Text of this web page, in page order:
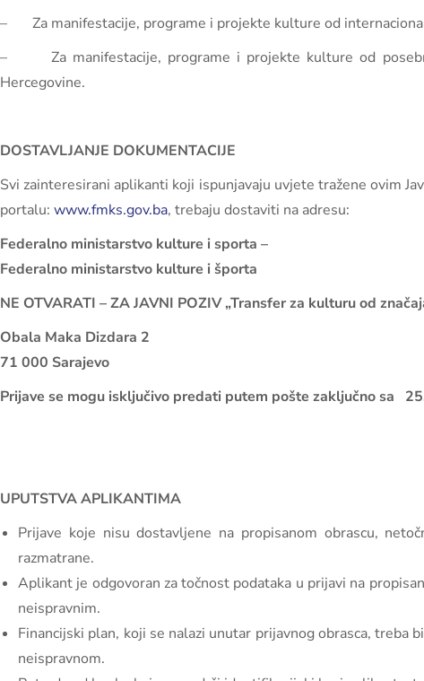
– Za manifestacije, programe i projekte kulture od
– Za manifestacije, programe i projekte kulture od
Hercegovine.
DOSTAVLJANJE DOKUMENTACIJE
Svi zainteresirani aplikanti koji ispunjavaju uvjete tražene ovim
portalu: www.fmks.gov.ba, trebaju dostaviti na adresu:
Federalno ministarstvo kulture i sporta –
Federalno ministarstvo kulture i športa
NE OTVARATI – ZA JAVNI POZIV„Transfer za kulturu od
Obala Maka Dizdara 2
71 000 Sarajevo
Prijave se mogu isključivo predati putem pošte zaključno sa
UPUTSTVA APLIKANTIMA
Prijave koje nisu dostavljene na propisanom obrascu,
razmatrane.
Aplikant je odgovoran za točnost podataka u prijavi na
neispravnim.
Financijski plan, koji se nalazi unutar prijavnog obrasca,
neispravnom.